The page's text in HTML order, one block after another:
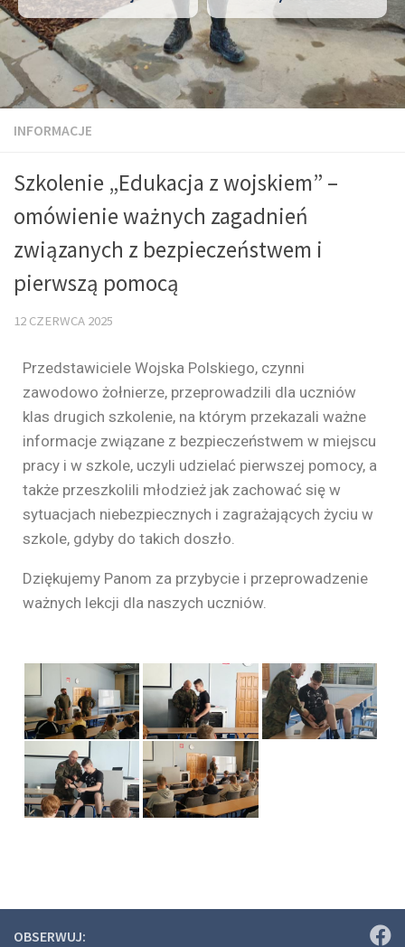
INFORMACJE
Szkolenie „Edukacja z wojskiem” –
omówienie ważnych zagadnień
związanych z bezpieczeństwem i
pierwszą pomocą
12 CZERWCA 2025
Przedstawiciele Wojska Polskiego, czynni
zawodowo żołnierze, przeprowadzili dla uczniów
klas drugich szkolenie, na którym przekazali ważne
informacje związane z bezpieczeństwem w miejscu
pracy i w szkole, uczyli udzielać pierwszej pomocy, a
także przeszkolili młodzież jak zachować się w
sytuacjach niebezpiecznych i zagrażających życiu w
szkole, gdyby do takich doszło.
Dziękujemy Panom za przybycie i przeprowadzenie
ważnych lekcji dla naszych uczniów.
OBSERWUJ: